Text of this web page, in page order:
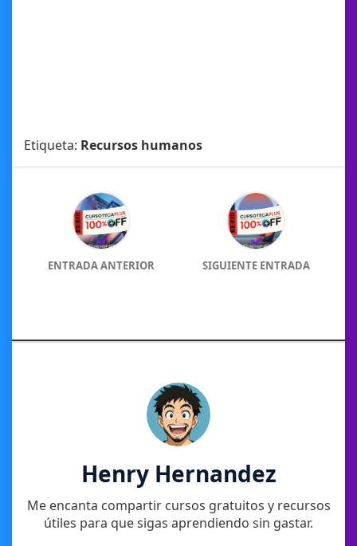
Etiqueta: Recursos humanos
ENTRADA ANTERIOR SIGUIENTE ENTRADA
Henry Hernandez
Me encanta compartir cursos gratuitos y recursos
útiles para que sigas aprendiendo sin gastar.